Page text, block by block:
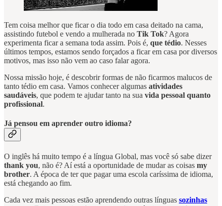
Tem coisa melhor que ficar o dia todo em casa deitado na cama,
assistindo futebol e vendo a mulherada no Tik Tok? Agora
experimenta ficar a semana toda assim. Pois é, que tédio. Nesses
últimos tempos, estamos sendo forçados a ficar em casa por diversos
motivos, mas isso não vem ao caso falar agora.
Nossa missão hoje, é descobrir formas de não ficarmos malucos de
tanto tédio em casa. Vamos conhecer algumas atividades
saudáveis, que podem te ajudar tanto na sua vida pessoal quanto
profissional.
Já pensou em aprender outro idioma?
O inglês há muito tempo é a língua Global, mas você só sabe dizer
thank you, não é? Aí está a oportunidade de mudar as coisas my
brother. A época de ter que pagar uma escola caríssima de idioma,
está chegando ao fim.
Cada vez mais pessoas estão aprendendo outras línguas sozinhas